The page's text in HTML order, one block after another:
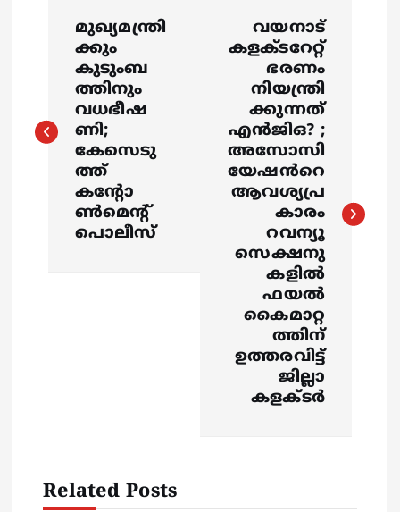
t
മുഖ്യമന്ത്രി
ക്കും
കുടുംബ
ത്തിനും
വധഭീഷ
ണി;
കേസെടു
ത്ത്
കന്റോ
ണ്‍മെന്റ്
പൊലീസ്
വയനാട്
കളക്ടറേറ്റ്
ഭരണം
നിയന്ത്രി
ക്കുന്നത്
എൻജിഒ? ;
അസോസി
യേഷൻറെ
ആവശ്യപ്ര
കാരം
റവന്യൂ
സെക്ഷനു
കളിൽ
ഫയൽ
കൈമാറ്റ
ത്തിന്
ഉത്തരവിട്ട്
ജില്ലാ
കളക്ടർ
Related Posts